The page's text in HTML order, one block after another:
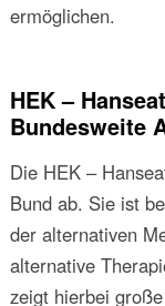
ermöglichen.
HEK –
Bundesweite
Die HEK –
Bund ab. Sie ist
der alternativen
alternative
zeigt hierbei